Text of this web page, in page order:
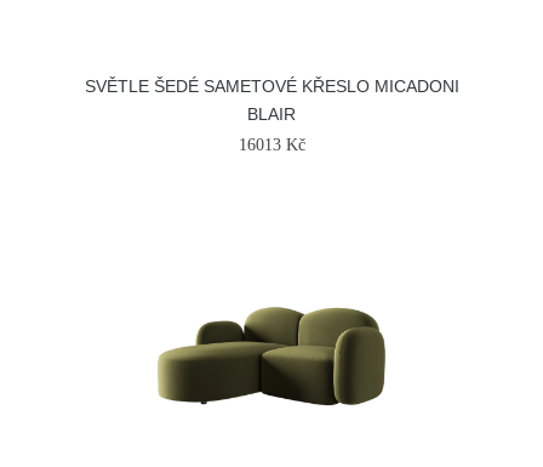
SVĚTLE ŠEDÉ SAMETOVÉ KŘESLO MICADONI
BLAIR
16013 Kč